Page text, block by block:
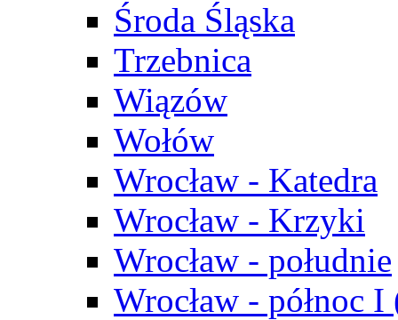
Środa Śląska
Trzebnica
Wiązów
Wołów
Wrocław - Katedra
Wrocław - Krzyki
Wrocław - południe
Wrocław - północ